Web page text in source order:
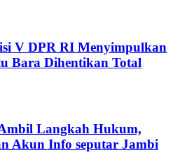
V DPR RI Menyimpulkan
Bara Dihentikan Total
Langkah Hukum,
Akun Info seputar Jambi